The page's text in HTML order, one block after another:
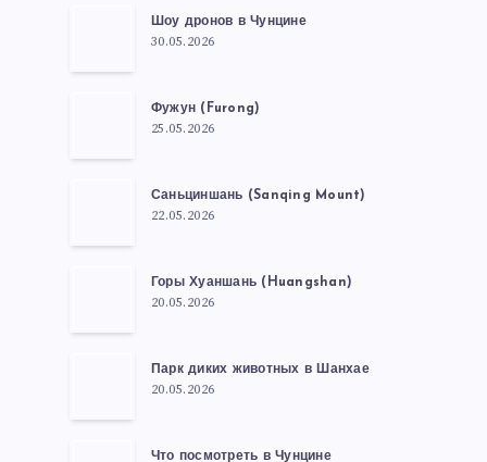
Шоу дронов в Чунцине
30.05.2026
Фужун (Furong)
25.05.2026
Саньциншань (Sanqing Mount)
22.05.2026
Горы Хуаншань (Huangshan)
20.05.2026
Парк диких животных в Шанхае
20.05.2026
Что посмотреть в Чунцине